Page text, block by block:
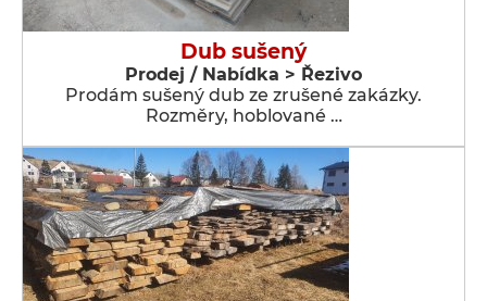
Dub sušený
Prodej / Nabídka > Řezivo
Prodám sušený dub ze zrušené zakázky.
Rozměry, hoblované …